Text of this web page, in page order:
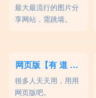
最大最流行的图片分
享网站，需跳墙。
网页版【有 道 词 典】
很多人天天用，用用
网页版吧。